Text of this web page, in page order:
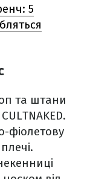
5
та штани
фіолетову